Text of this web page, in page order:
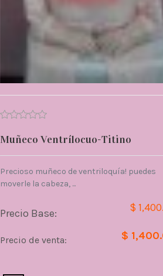
Muñeco Ventrílocuo-Titino
Precioso muñeco de ventriloquía! puedes
moverle la cabeza, ...
Precio Base: $
Precio de venta: $